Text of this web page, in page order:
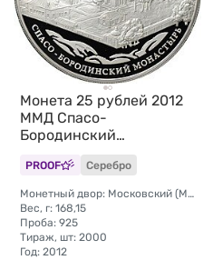
Монета 25 рублей 2012
ММД Спасо-
Бородинский
монастырь
PROOF Серебро
Монетный двор: Московский (ММД)
Вес, г: 168,15
Проба: 925
Тираж, шт: 2000
Год: 2012